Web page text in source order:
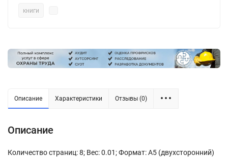
книги
Описание Характеристики Отзывы (0)
Описание
Количество страниц: 8; Вес: 0.01; Формат: А5 (двухсторонний)